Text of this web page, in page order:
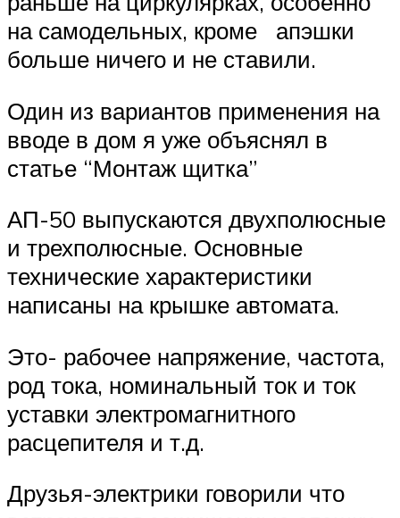
на самодельных, кроме апэшки
больше ничего и не ставили.
Один из вариантов применения на
вводе в дом я уже объяснял в
статье “Монтаж щитка”
АП-50 выпускаются двухполюсные
и трехполюсные. Основные
технические характеристики
написаны на крышке автомата.
Это- рабочее напряжение, частота,
род тока, номинальный ток и ток
уставки электромагнитного
расцепителя и т.д.
Друзья-электрики говорили что